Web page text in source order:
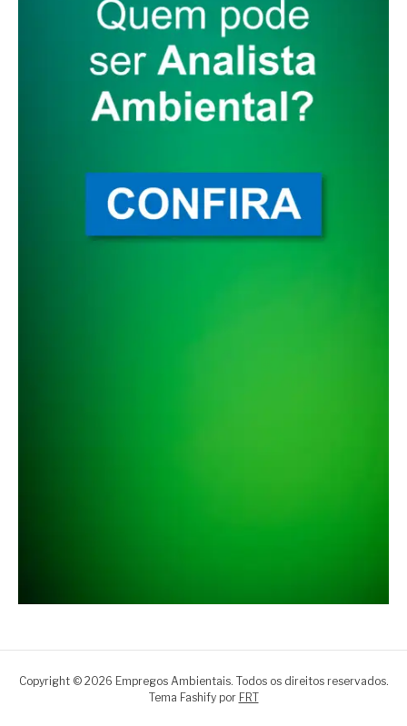
Copyright © 2026 Empregos Ambientais. Todos os direitos reservados.
Tema Fashify por FRT